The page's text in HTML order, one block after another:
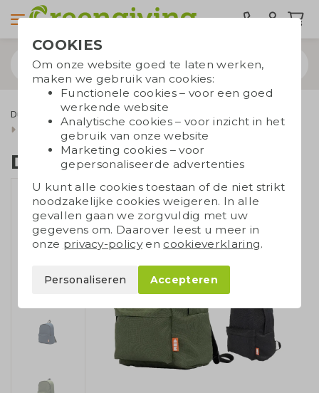
Duurzame tassen Draagtassen
Duurzame rugtas
Duurzame rugtas
COOKIES
Om onze website goed te laten werken,
maken we gebruik van cookies:
Functionele cookies – voor een goed
werkende website
Analytische cookies – voor inzicht in het
gebruik van onze website
Marketing cookies – voor
gepersonaliseerde advertenties
U kunt alle cookies toestaan of de niet strikt
noodzakelijke cookies weigeren. In alle
gevallen gaan we zorgvuldig met uw
gegevens om. Daarover leest u meer in
onze privacy-policyen cookieverklaring.
Personaliseren Accepteren